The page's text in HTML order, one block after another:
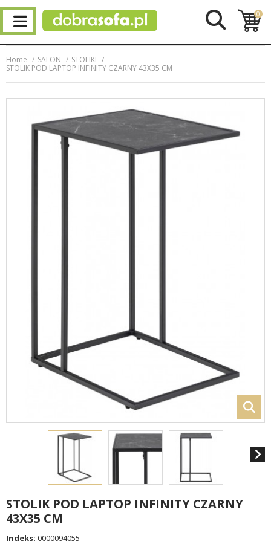
0
Home SALON
STOLIKI
STOLIK POD LAPTOP INFINITY CZARNY 43X35 CM
STOLIK POD LAPTOP INFINITY CZARNY
43X35 CM
Indeks: 0000094055